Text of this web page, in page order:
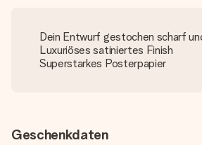
Dein Entwurf gestochen scharf
Luxuriöses satiniertes Finish
Superstarkes Posterpapier
Geschenkdaten